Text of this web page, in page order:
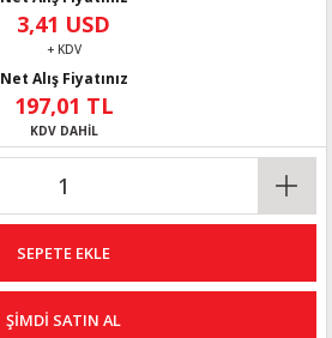
3,41 USD
+ KDV
Net Alış Fiyatınız
197,01 TL
KDV DAHİL
SEPETE EKLE
ŞİMDİ SATIN AL